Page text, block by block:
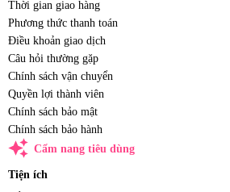
Thời gian giao hàng
Phương thức thanh toán
Điều khoản giao dịch
Câu hỏi thường gặp
Chính sách vận chuyển
Quyền lợi thành viên
Chính sách bảo mật
Chính sách bảo hành
auto_awesome Cẩm nang tiêu dùng
Tiện ích